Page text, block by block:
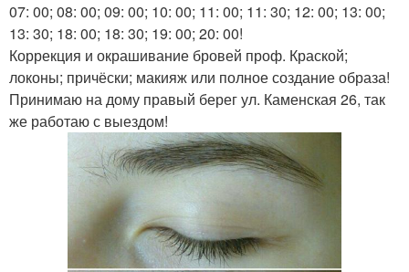
07: 00; 08: 00; 09: 00; 10: 00; 11: 00; 11: 30; 12: 00; 13: 00;
13: 30; 18: 00; 18: 30; 19: 00; 20: 00!
Коррекция и окрашивание бровей проф. Краской;
локоны; причёски; макияж или полное создание образа!
Принимаю на дому правый берег ул. Каменская 26, так
же работаю с выездом!